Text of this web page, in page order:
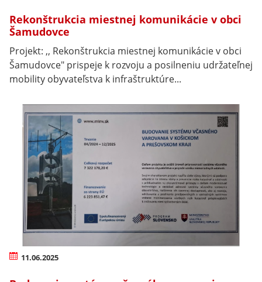
Rekonštrukcia miestnej komunikácie v obci
Šamudovce
Projekt: ,, Rekonštrukcia miestnej komunikácie v obci
Šamudovce" prispeje k rozvoju a posilneniu udržateľnej
mobility obyvateľstva k infraštruktúre...
11.06.2025